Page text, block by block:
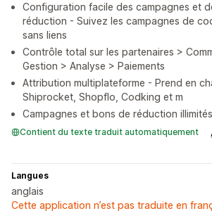
Configuration facile des campagnes et
réduction - Suivez les campagnes de
sans liens
Contrôle total sur les partenaires >
Gestion > Analyse > Paiements
Attribution multiplateforme - Prend en
Shiprocket, Shopflo, Codking et m
Campagnes et bons de réduction illimités
Contient du texte traduit automatiquement
Langues
anglais
Cette application n’est pas traduite en